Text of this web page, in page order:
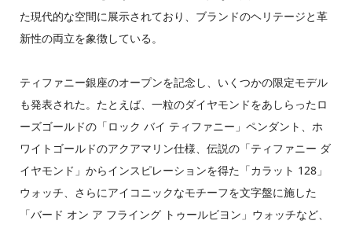
た現代的な空間に展示されており、ブランドのヘリテージと革
新性の両立を象徴している。
ティファニー銀座のオープンを記念し、いくつかの限定モデル
も発表された。たとえば、一粒のダイヤモンドをあしらったロ
ーズゴールドの「ロック バイ ティファニー」ペンダント、ホ
ワイトゴールドのアクアマリン仕様、伝説の「ティファニー ダ
イヤモンド」からインスピレーションを得た「カラット 128」
ウォッチ、さらにアイコニックなモチーフを文字盤に施した
「バード オン ア フライング トゥールビヨン」ウォッチなど、